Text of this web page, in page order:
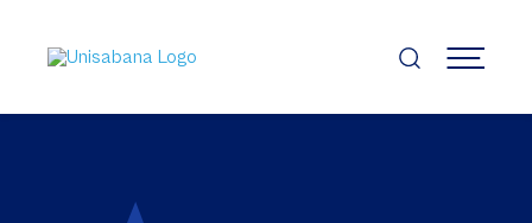
contenido
principal
MENÚ